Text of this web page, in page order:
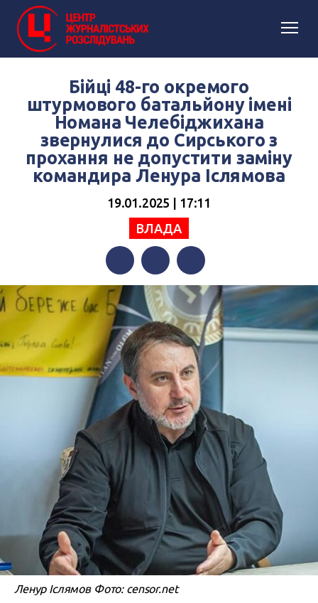
Бійці 48-го окремого
штурмового батальйону імені
Номана Челебіджихана
звернулися до Сирського з
прохання не допустити заміну
командира Ленура Іслямова
19.01.2025 | 17:11
ВЛАДА
FacebookTwitterTelegram
Ленур Іслямов Фото: censor.net